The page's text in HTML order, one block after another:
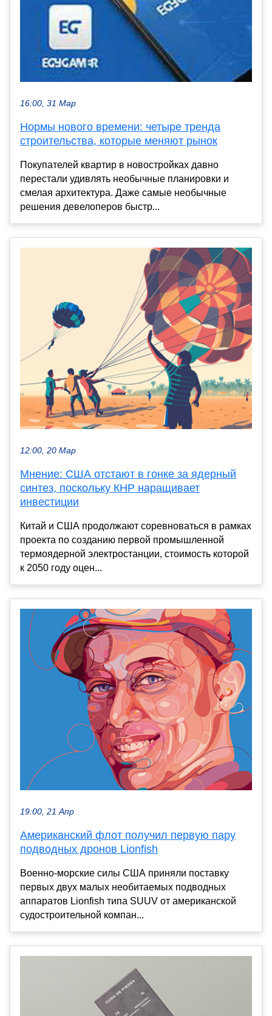
16:00, 31 Мар
Нормы нового времени: четыре тренда
строительства, которые меняют рынок
Покупателей квартир в новостройках давно
перестали удивлять необычные планировки и
смелая архитектура. Даже самые необычные
решения девелоперов быстр...
12:00, 20 Мар
Мнение: США отстают в гонке за ядерный
синтез, поскольку КНР наращивает
инвестиции
Китай и США продолжают соревноваться в рамках
проекта по созданию первой промышленной
термоядерной электростанции, стоимость которой
к 2050 году оцен...
19:00, 21 Апр
Американский флот получил первую пару
подводных дронов Lionfish
Военно-морские силы США приняли поставку
первых двух малых необитаемых подводных
аппаратов Lionfish типа SUUV от американской
судостроительной компан...